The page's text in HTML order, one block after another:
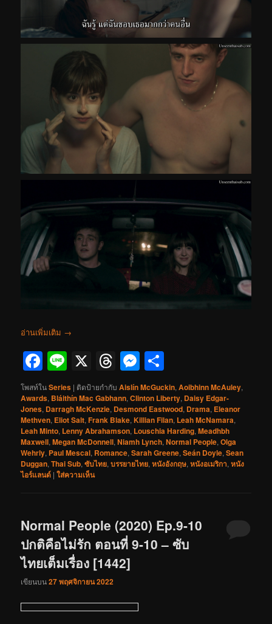
อ่านเพิ่มเติม →
Facebook
Line
X Threads
Messenger
โพสท์ในSeries | ติดป้ายกำกับ Aislín McGuckin,Aoibhinn McAuley,
Awards, Bláithín Mac Gabhann,Clinton Liberty, Daisy Edgar-
Jones, Darragh McKenzie, Desmond Eastwood, Drama, Eleanor
Methven, Eliot Salt,Frank Blake,Killian Filan, Leah McNamara,
Leah Minto, Lenny Abrahamson, Louschia Harding,Meadhbh
Maxwell,Megan McDonnell,Niamh Lynch,Normal People,Olga
Wehrly, Paul Mescal, Romance,Sarah Greene,Seán Doyle,Sean
Duggan,Thai Sub,ซับไทย,บรรยายไทย,หนังอังกฤษ,หนังอเมริกา,หนัง
ไอร์แลนด์ |ใส่ความเห็น
Normal People (2020) Ep.9-10
ปกติคือไม่รัก ตอนที่ 9-10 – ซับ
ไทยเต็มเรื่อง [1442]
เขียนบน27 พฤศจิกายน 2022